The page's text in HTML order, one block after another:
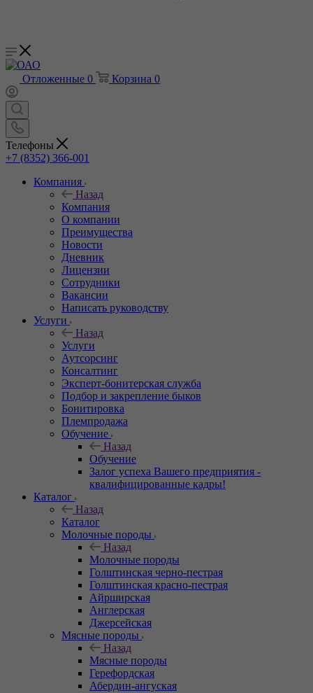
Отложенные 0 Корзина 0
Телефоны
+7 (8352) 366-001
Компания
Назад
Компания
О компании
Преимущества
Новости
Дневник
Лицензии
Сотрудники
Вакансии
Написать руководству
Услуги
Назад
Услуги
Аутсорсинг
Консалтинг
Эксперт-бонитерская служба
Подбор и закрепление быков
Бонитировка
Племпродажа
Обучение
Назад
Обучение
Залог успеха Вашего предприятия -
квалифицированные кадры!
Каталог
Назад
Каталог
Молочные породы
Назад
Молочные породы
Голштинская черно-пестрая
Голштинская красно-пестрая
Айрширская
Англерская
Джерсейская
Мясные породы
Назад
Мясные породы
Герефордская
Абердин-ангуская